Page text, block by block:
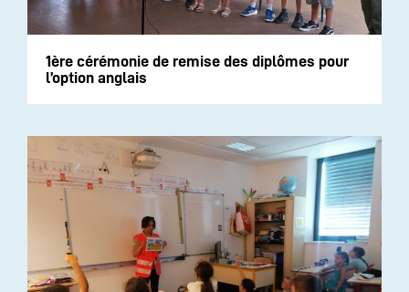
1ère cérémonie de remise des diplômes pour
l’option anglais